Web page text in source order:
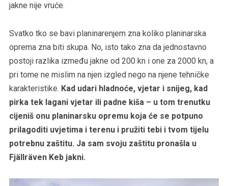
jakne nije vruće.
Svatko tko se bavi planinarenjem zna koliko planinarska
oprema zna biti skupa. No, isto tako zna da jednostavno
postoji razlika između jakne od 200 kn i one za 2000 kn, a
pri tome ne mislim na njen izgled nego na njene tehničke
karakteristike. Kad udari hladnoće, vjetar i snijeg, kad
pirka tek lagani vjetar ili padne kiša – u tom trenutku
cijeniš onu planinarsku opremu koja će se potpuno
prilagoditi uvjetima i terenu i pružiti tebi i tvom tijelu
potrebnu zaštitu. Ja sam svoju zaštitu pronašla u
Fjällräven Keb jakni.